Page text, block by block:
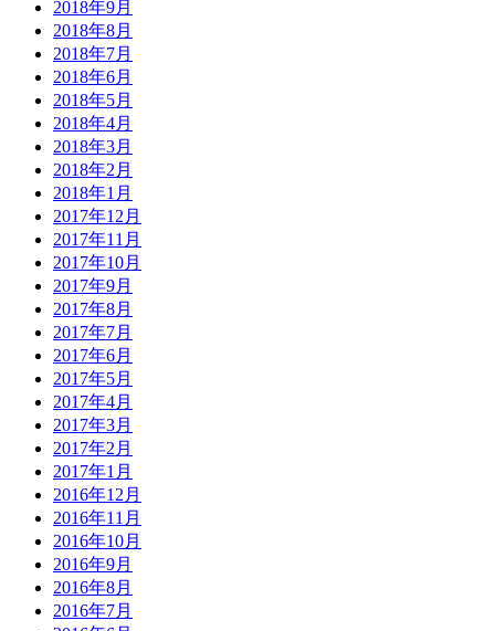
2018年9月
2018年8月
2018年7月
2018年6月
2018年5月
2018年4月
2018年3月
2018年2月
2018年1月
2017年12月
2017年11月
2017年10月
2017年9月
2017年8月
2017年7月
2017年6月
2017年5月
2017年4月
2017年3月
2017年2月
2017年1月
2016年12月
2016年11月
2016年10月
2016年9月
2016年8月
2016年7月